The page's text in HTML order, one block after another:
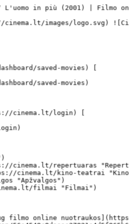
cinema.lt/zanrai/dramos "Drama") [ Komedija ](https://cinema.lt/zanrai/komedijos "Komedija") 

 [ Premjera 2001 m. rugpjūčio 31 d. 

 Nerodomas kino teatruose 

 ](#repertoire) 

 Dalintis

 [ ![Facebook](https://cinema.lt/images/socials/facebook_icon_white.svg) ](https://www.facebook.com/sharer/sharer.php?u=https%3A%2F%2Fcinema.lt%2Ffilmai%2Fvienu-zmogum-per-daug)[ ![Messenger](https://cinema.lt/images/socials/messenger_icon_white.svg) ](https://www.facebook.com/dialog/send?link=https%3A%2F%2Fcinema.lt%2Ffilmai%2Fvienu-zmogum-per-daug&redirect_uri=https%3A%2F%2Fcinema.lt%2Ffilmai%2Fvienu-zmogum-per-daug)[ ![LinkedIn](https://cinema.lt/images/socials/linkedin_icon_white.svg) ](https://www.linkedin.com/sharing/share-offsite/?url=https%3A%2F%2Fcinema.lt%2Ffilmai%2Fvienu-zmogum-per-daug)  

  Kino mėgėjų įvertinimas  

  N/A  

   Įvertinti   

 Premjera 2001 m. rugpjūčio 31 d. 

 Nerodomas kino teatruose 

 Nerodomas kino teatruose 

  Kino mėgėjų įvertinimas  

  N/A  

   Įvertinti   

 Dalintis

 [ ![Facebook](https://cinema.lt/images/socials/facebook_icon_white.svg) ](https://www.facebook.com/sharer/sharer.php?u=https%3A%2F%2Fcinema.lt%2Ffilmai%2Fvienu-zmogum-per-daug)[ ![Messenger](https://cinema.lt/images/socials/messenger_icon_white.svg) ](https://www.facebook.com/dialog/send?link=https%3A%2F%2Fcinema.lt%2Ffilmai%2Fvienu-zmogum-per-daug&redirect_uri=https%3A%2F%2Fcinema.lt%2Ffilmai%2Fvienu-zmogum-per-daug)[ ![LinkedIn](https://cinema.lt/images/socials/linkedin_icon_white.svg) ](https://www.linkedin.com/sharing/share-offsite/?url=https%3A%2F%2Fcinema.lt%2Ffilmai%2Fvienu-zmogum-per-daug)  

 [ Siužetas ](#storyline-with-details) 
---------------------------------------

Paolo Sorrentino Lietuvos žiūrovams jau pažįstamas iš filmų „Meilės pasekmės“ bei „Il Divo“. „Vienu žmogum per daug“ – jo pirmasis pilnametražis režisūros darbas. Čia paraleliai pasakojama apie du nepažįstamus vyrus. Vienas – garsus popdainininkas, kitas – pirmosios lygos futbolininkas. Talentingus žmones lydi sėkmė, tačiau vieną dieną abu ištinka krizė: popdainininkui pateikiami kaltinimai dėl lytinių santykių su nepilnametėmis, o futbolininkas patiria traumą ir yra priverstas baigti karjerą. Galų gale vienas turės tapti atpirkėju, kad kitas būtų išgelbėtas.

 Žanras [ Dramos ](https://cinema.lt/zanrai/dramos "Dramos") [ Komedijos ](https://cinema.lt/zanrai/komedijos "Komedijos") 

 Originalo kalba Italų / Italian (IT) 

 Filmo trukmė 1 val. 40 min. 

 [ Aktoriai ](#actors) 
-----------------------

 [  Filmo kreditai   

  ](https://cinema.lt/filmai/vienu-zmogum-per-daug/